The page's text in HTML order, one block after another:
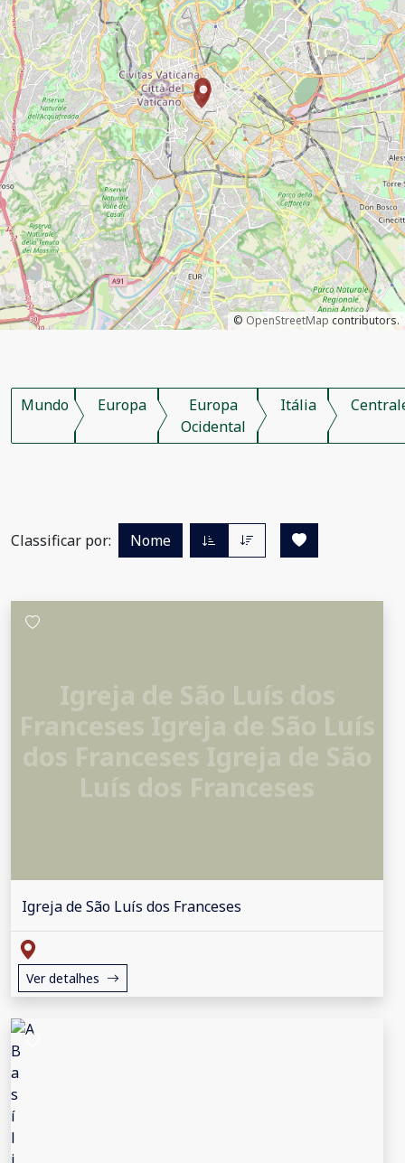
© OpenStreetMap contributors.
Mundo Europa
Europa
Ocidental
Itália
Classificar por: Nome
Igreja de São Luís dos Franceses
Ver detalhes